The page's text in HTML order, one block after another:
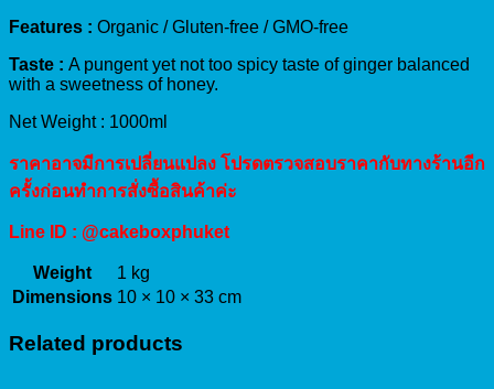
Features : Organic / Gluten-free / GMO-free
Taste : A pungent yet not too spicy taste of ginger balanced
with a sweetness of honey.
Net Weight : 1000ml
ราคาอาจมีการเปลี่ยนแปลง โปรดตรวจสอบราคากับทางร้านอีก
ครั้งก่อนทำการสั่งซื้อสินค้าค่ะ
Line ID : @cakeboxphuket
Weight
1 kg
Dimensions 10 × 10 × 33 cm
Related products